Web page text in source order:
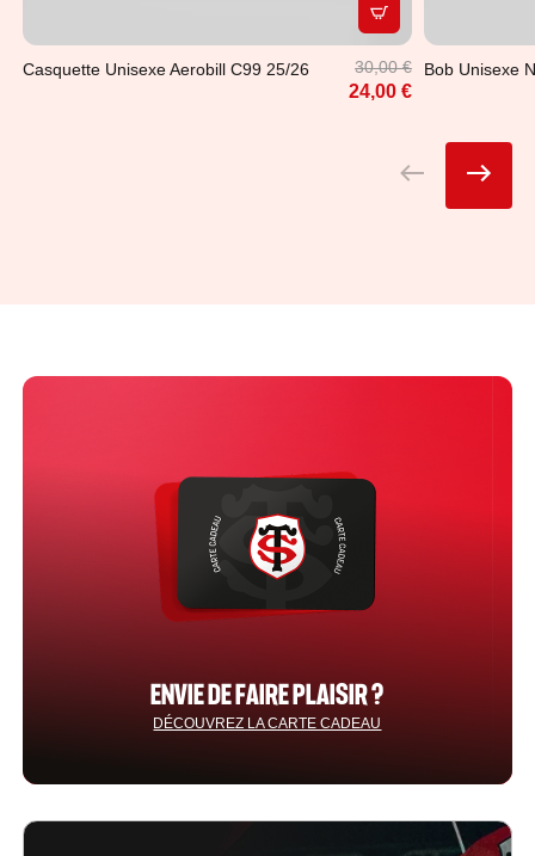
APERÇU RAPIDE
Casquette Unisexe Aerobill C99 25/26 30,00 €
24,00 €
Bob Unisexe
ENVIE DE FAIRE PLAISIR ?
DÉCOUVREZ LA CARTE CADEAU